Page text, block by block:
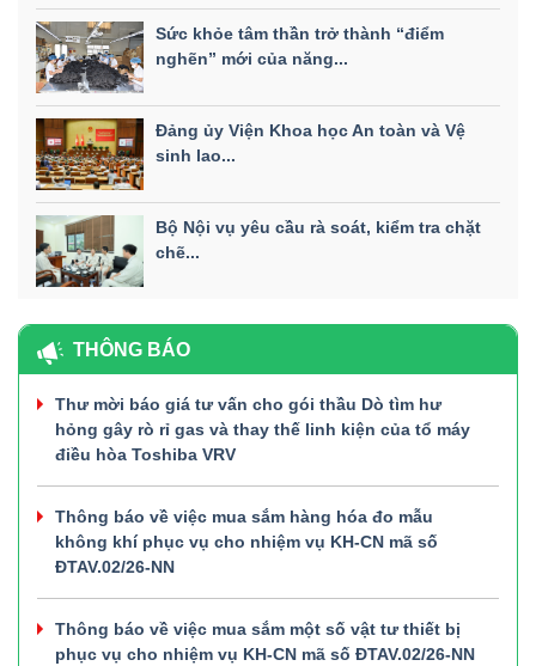
Sức khỏe tâm thần trở thành “điểm
nghẽn” mới của năng...
Đảng ủy Viện Khoa học An toàn và Vệ
sinh lao...
Bộ Nội vụ yêu cầu rà soát, kiểm tra chặt
chẽ...
THÔNG BÁO
Thư mời báo giá tư vấn cho gói thầu Dò tìm hư
hỏng gây rò rỉ gas và thay thế linh kiện của tổ máy
điều hòa Toshiba VRV
Thông báo về việc mua sắm hàng hóa đo mẫu
không khí phục vụ cho nhiệm vụ KH-CN mã số
ĐTAV.02/26-NN
Thông báo về việc mua sắm một số vật tư thiết bị
phục vụ cho nhiệm vụ KH-CN mã số ĐTAV.02/26-NN